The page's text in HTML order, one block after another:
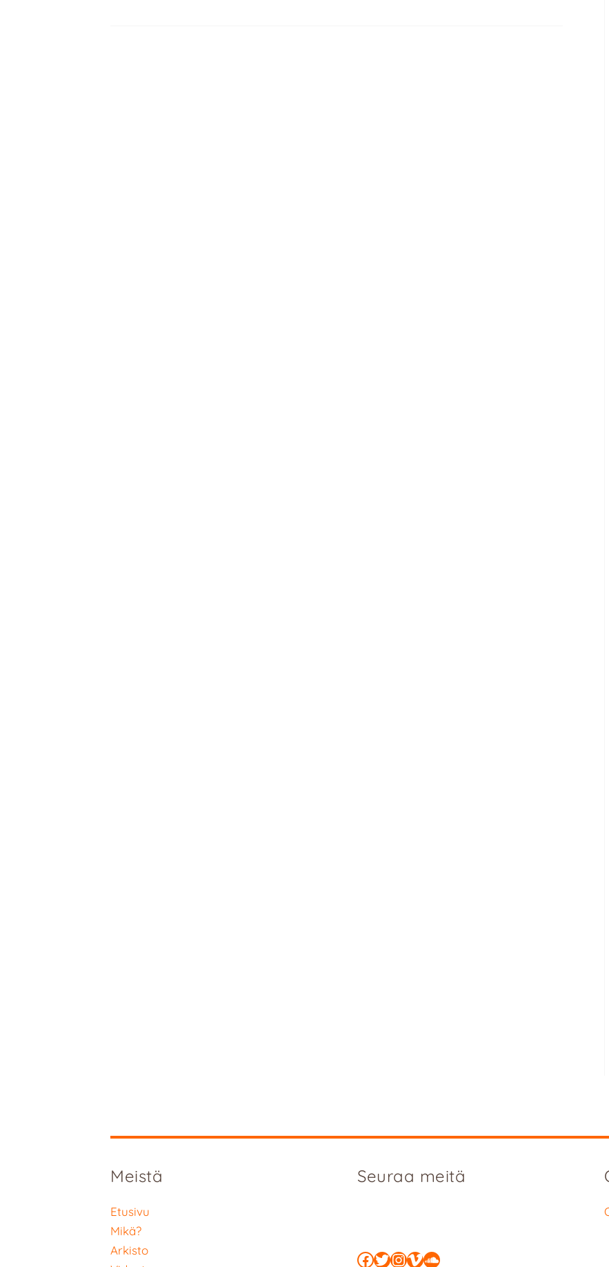
Meistä
Etusivu
Mikä?
Arkisto
Seuraa meitä
Facebook
Twitter
Instagram
Vimeo
SoundCloud